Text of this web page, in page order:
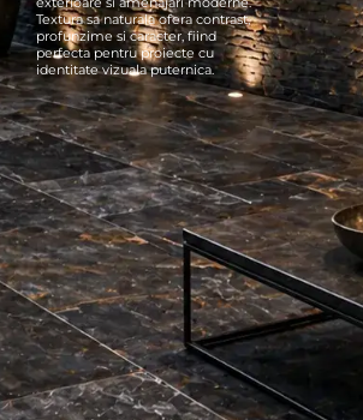
Textura sa naturala ofera contrast,
profunzime si caracter, fiind
perfecta pentru proiecte cu
identitate vizuala puternica.